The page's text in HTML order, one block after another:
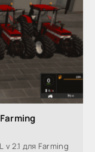
v 2.1 для Farming